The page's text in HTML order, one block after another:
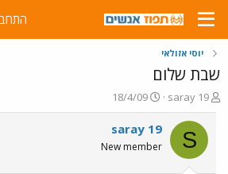
יוסי אזולאי
שבת שלום
פ
ו
ת
ח
ה
saray 19
פ
ו
ר
ס
ם
18/4/09
S
saray 19
New member